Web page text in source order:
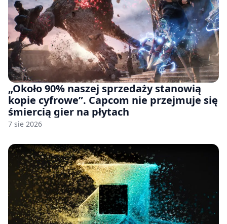
„Około 90% naszej sprzedaży stanowią
kopie cyfrowe”. Capcom nie przejmuje się
śmiercią gier na płytach
7 sie 2026